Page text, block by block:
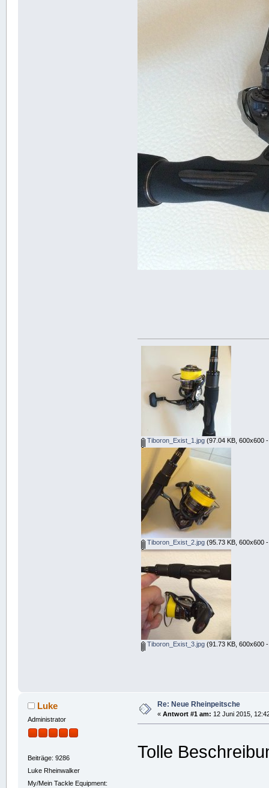
Tiboron_Exist_1.jpg(97.04 KB, 600x600
Tiboron_Exist_2.jpg(95.73 KB, 600x600
Tiboron_Exist_3.jpg(91.73 KB, 600x600
Luke
Administrator
Beiträge: 9286
Luke Rheinwalker
My/Mein Tackle Equipment:
Re: Neue Rheinpeitsche
« Antwort #1 am: 12 Juni 2015,
Tolle